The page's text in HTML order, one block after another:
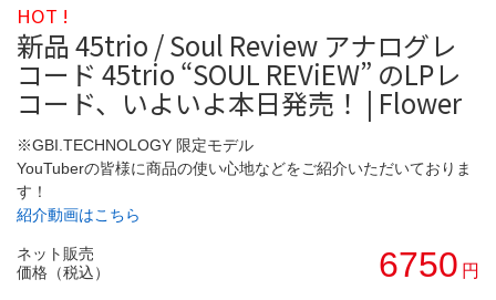
HOT !
新品 45trio / Soul Review アナログレ
コード 45trio “SOUL REViEW” のLPレ
コード、いよいよ本日発売！ | Flower
※GBI.TECHNOLOGY 限定モデル
YouTuberの皆様に商品の使い心地などをご紹介いただいておりま
す！
紹介動画はこちら
ネット販売
価格（税込）
6750 円